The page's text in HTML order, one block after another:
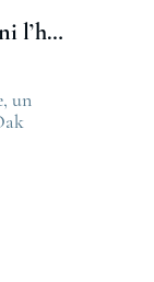
La Royal Oak : l’icône qui a redéfini l’horlogerie de luxe
un